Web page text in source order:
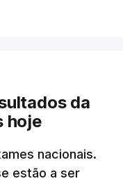
da
hoje
nacionais.
estão a ser